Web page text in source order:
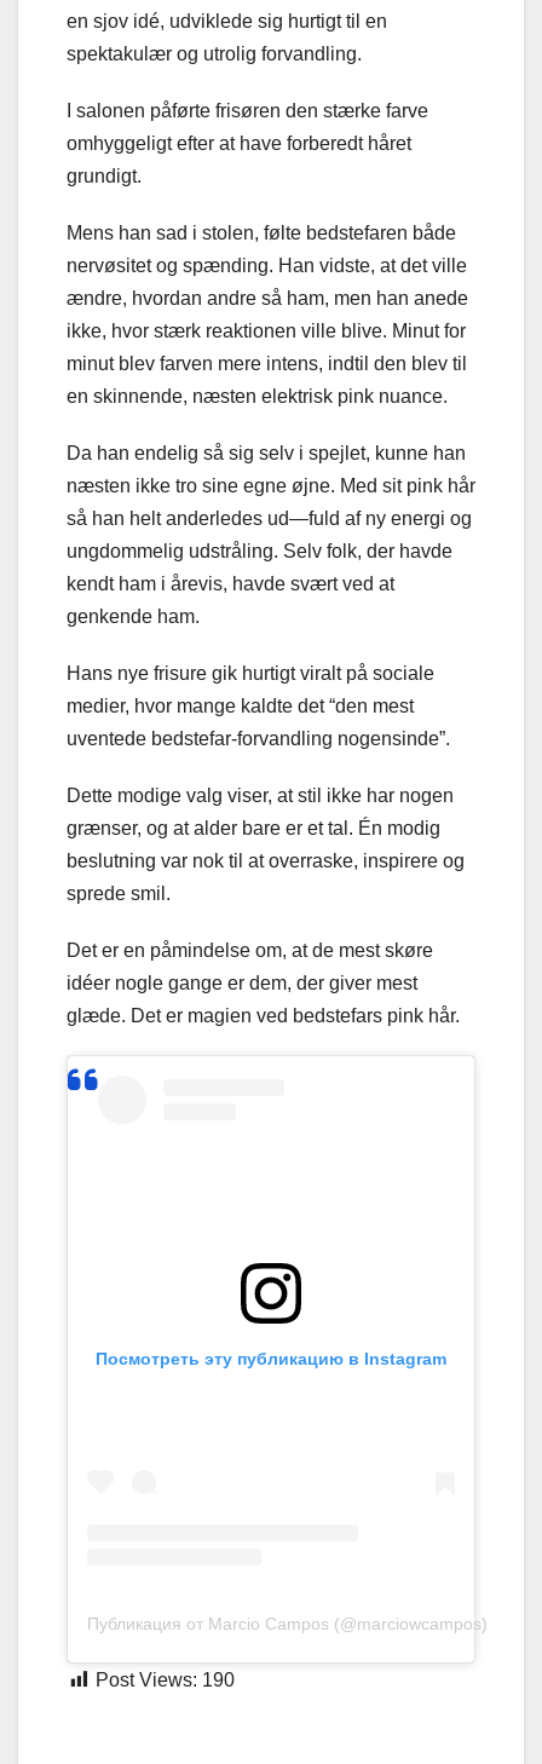
en sjov idé, udviklede sig hurtigt til en
spektakulær og utrolig forvandling.
I salonen påførte frisøren den stærke farve
omhyggeligt efter at have forberedt håret
grundigt.
Mens han sad i stolen, følte bedstefaren både
nervøsitet og spænding. Han vidste, at det ville
ændre, hvordan andre så ham, men han anede
ikke, hvor stærk reaktionen ville blive. Minut for
minut blev farven mere intens, indtil den blev til
en skinnende, næsten elektrisk pink nuance.
Da han endelig så sig selv i spejlet, kunne han
næsten ikke tro sine egne øjne. Med sit pink hår
så han helt anderledes ud—fuld af ny energi og
ungdommelig udstråling. Selv folk, der havde
kendt ham i årevis, havde svært ved at
genkende ham.
Hans nye frisure gik hurtigt viralt på sociale
medier, hvor mange kaldte det “den mest
uventede bedstefar-forvandling nogensinde”.
Dette modige valg viser, at stil ikke har nogen
grænser, og at alder bare er et tal. Én modig
beslutning var nok til at overraske, inspirere og
sprede smil.
Det er en påmindelse om, at de mest skøre
idéer nogle gange er dem, der giver mest
glæde. Det er magien ved bedstefars pink hår.
Посмотреть эту публикацию в Instagram
Публикация от Marcio Campos (@marciowcampos)
Post Views: 190